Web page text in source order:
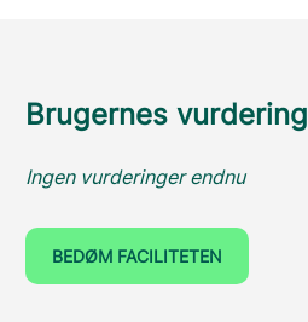
Brugernes vurdering
Ingen vurderinger endnu
BEDØM FACILITETEN